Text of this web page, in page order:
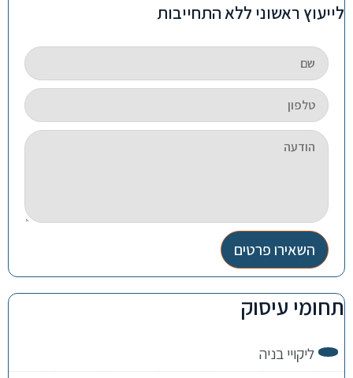
לייעוץ ראשוני ללא התחייבות
השאירו פרטים
תחומי עיסוק
ליקויי בניה